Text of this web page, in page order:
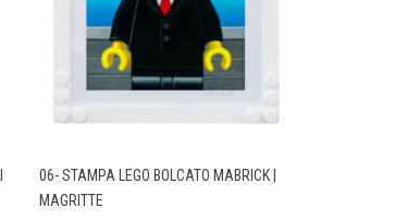
06- STAMPA LEGO BOLCATO MABRICK |
MAGRITTE